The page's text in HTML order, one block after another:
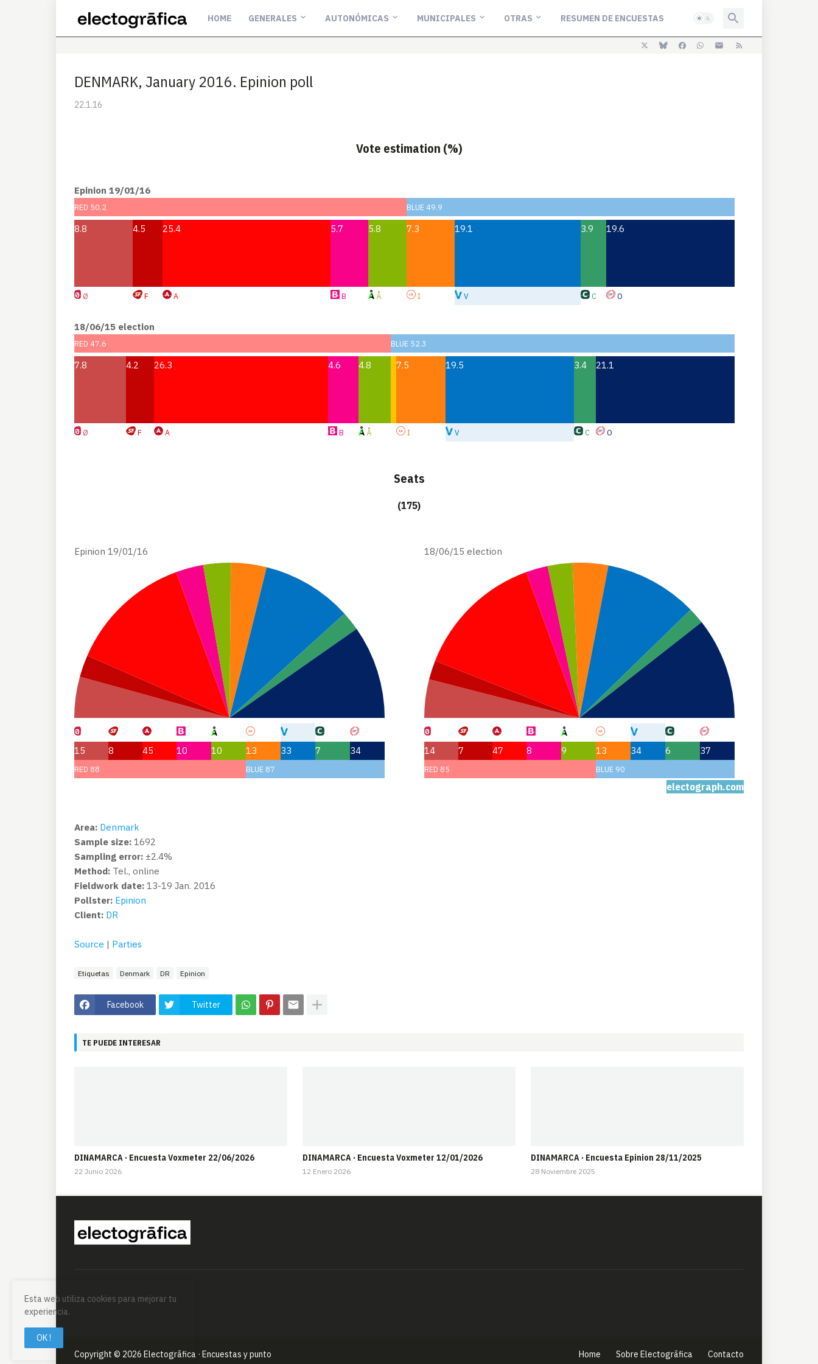
HOME GENERALES AUTONÓMICAS MUNICIPALES OTRAS RESUMEN DE ENCUESTAS
DENMARK, January 2016. Epinion poll
22.1.16
Vote estimation (%)
Epinion 19/01/16
RED 50.2 BLUE 49.9
8.8 4.5 25.4 5.7 5.8 7.3 19.1 3.9 19.6
Ø F A B Å I V C O
18/06/15 election
RED 47.6 BLUE 52.3
7.8 4.2 26.3 4.6 4.8 7.5 19.5 3.4 21.1
Ø F A B Å I V C O
Seats
(175)
Epinion 19/01/16 18/06/15 election
15 8 45 10 10 13 33 7 34
RED 88 BLUE 87
14 7 47 8 9 13 34 6 37
RED 85 BLUE 90
electograph.com
Area: Denmark
Sample size: 1692
Sampling error: ±2.4%
Method: Tel., online
Fieldwork date: 13-19 Jan. 2016
Pollster: Epinion
Client: DR
Source | Parties
Etiquetas Denmark DR Epinion
Facebook Twitter
TE PUEDE INTERESAR
DINAMARCA · Encuesta Voxmeter 22/06/2026
22 Junio 2026
DINAMARCA · Encuesta Voxmeter 12/01/2026
12 Enero 2026
DINAMARCA · Encuesta Epinion 28/11/2025
28 Noviembre 2025
Copyright © 2026 Electogrāfica · Encuestas y punto Home Sobre Electogrāfica Contacto
Esta web utiliza cookies para mejorar tu
experiencia.
OK !